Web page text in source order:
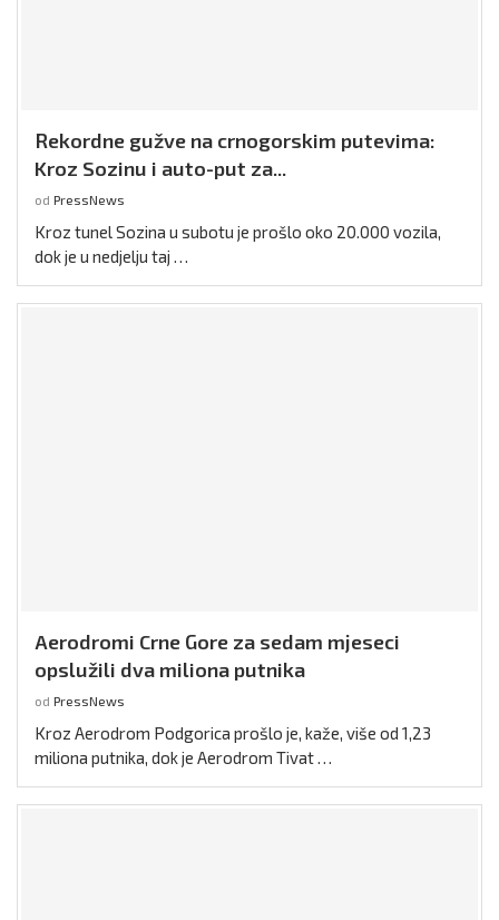
Rekordne gužve na crnogorskim putevima:
Kroz Sozinu i auto-put za...
od PressNews
Kroz tunel Sozina u subotu je prošlo oko 20.000 vozila,
dok je u nedjelju taj …
Aerodromi Crne Gore za sedam mjeseci
opslužili dva miliona putnika
od PressNews
Kroz Aerodrom Podgorica prošlo je, kaže, više od 1,23
miliona putnika, dok je Aerodrom Tivat …